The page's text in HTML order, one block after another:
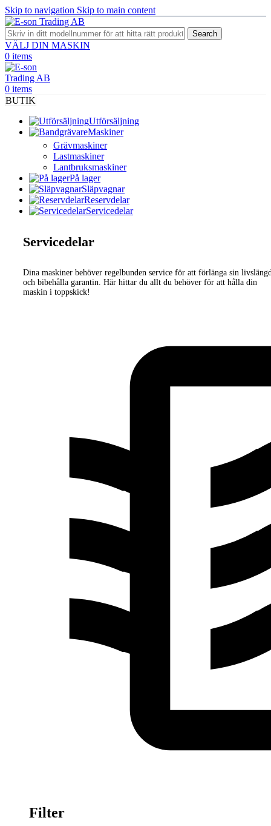
Skip to navigation Skip to main content
Search
VÄLJ DIN MASKIN
0 items
0 items
BUTIK
Utförsäljning
Maskiner
Grävmaskiner
Lastmaskiner
Lantbruksmaskiner
På lager
Släpvagnar
Reservdelar
Servicedelar
Servicedelar
Dina maskiner behöver regelbunden service för att förlänga sin
och bibehålla garantin. Här hittar du allt du behöver för att hålla din
maskin i toppskick!
Filter